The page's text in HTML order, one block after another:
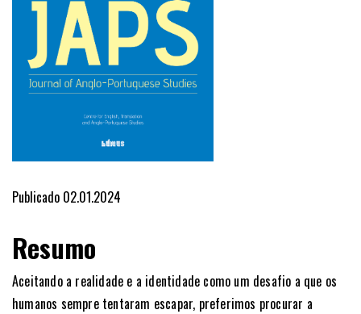
Publicado 02.01.2024
Resumo
Aceitando a realidade e a identidade como um desafio a que os
humanos sempre tentaram escapar, preferimos procurar a